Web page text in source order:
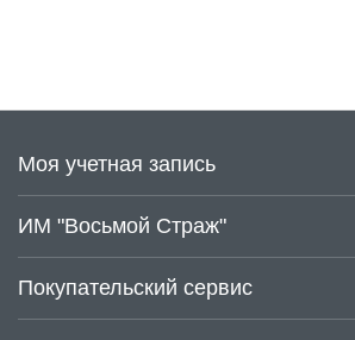
Моя учетная запись
ИМ "Восьмой Страж"
Покупательский сервис